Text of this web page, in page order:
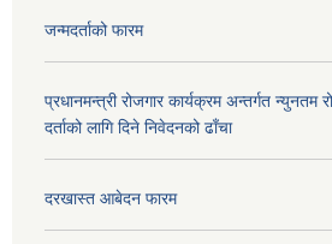
जन्मदर्ताको फारम
प्रधानमन्त्री रोजगार कार्यक्रम अन्तर्गत न्युनतम
दर्ताको लागि दिने निवेदनको ढाँचा
दरखास्त आबेदन फारम